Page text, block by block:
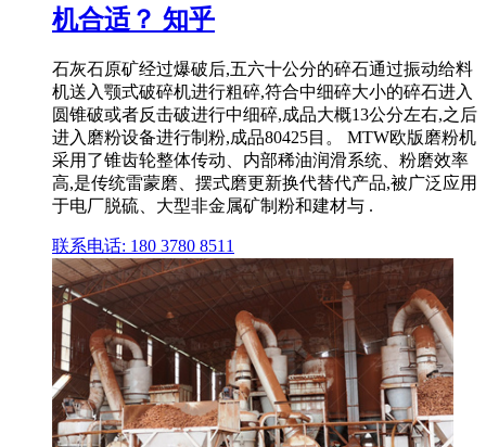
机合适？ 知乎
石灰石原矿经过爆破后,五六十公分的碎石通过振动给料
机送入颚式破碎机进行粗碎,符合中细碎大小的碎石进入
圆锥破或者反击破进行中细碎,成品大概13公分左右,之后
进入磨粉设备进行制粉,成品80425目。 MTW欧版磨粉机
采用了锥齿轮整体传动、内部稀油润滑系统、粉磨效率
高,是传统雷蒙磨、摆式磨更新换代替代产品,被广泛应用
于电厂脱硫、大型非金属矿制粉和建材与 .
联系电话: 180 3780 8511